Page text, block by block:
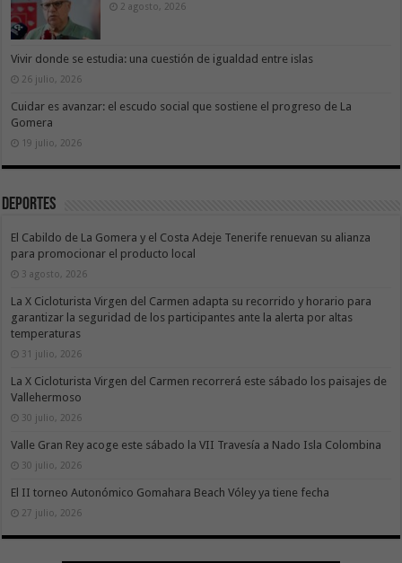
2 agosto, 2026
Vivir donde se estudia: una cuestión de igualdad entre islas
26 julio, 2026
Cuidar es avanzar: el escudo social que sostiene el progreso de La
Gomera
19 julio, 2026
Deportes
El Cabildo de La Gomera y el Costa Adeje Tenerife renuevan su alianza
para promocionar el producto local
3 agosto, 2026
La X Cicloturista Virgen del Carmen adapta su recorrido y horario para
garantizar la seguridad de los participantes ante la alerta por altas
temperaturas
31 julio, 2026
La X Cicloturista Virgen del Carmen recorrerá este sábado los paisajes de
Vallehermoso
30 julio, 2026
Valle Gran Rey acoge este sábado la VII Travesía a Nado Isla Colombina
30 julio, 2026
El II torneo Autonómico Gomahara Beach Vóley ya tiene fecha
27 julio, 2026